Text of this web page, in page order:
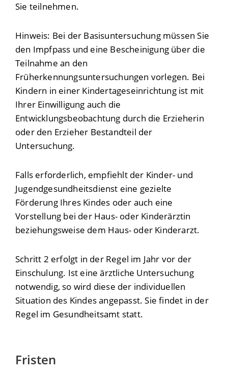
Sie teilnehmen.
Hinweis: Bei der Basisuntersuchung müssen Sie
den Impfpass und eine Bescheinigung über die
Teilnahme an den
Früherkennungsuntersuchungen vorlegen. Bei
Kindern in einer Kindertageseinrichtung ist mit
Ihrer Einwilligung auch die
Entwicklungsbeobachtung durch die Erzieherin
oder den Erzieher Bestandteil der
Untersuchung.
Falls erforderlich, empfiehlt der Kinder- und
Jugendgesundheitsdienst eine gezielte
Förderung Ihres Kindes oder auch eine
Vorstellung bei der Haus- oder Kinderärztin
beziehungsweise dem Haus- oder Kinderarzt.
Schritt 2 erfolgt in der Regel im Jahr vor der
Einschulung. Ist eine ärztliche Untersuchung
notwendig, so wird diese der individuellen
Situation des Kindes angepasst. Sie findet in der
Regel im Gesundheitsamt statt.
Fristen